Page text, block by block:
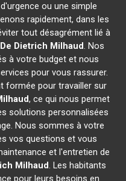
ou une simple
rapidement, dans les
tout désagrément lié à
Dietrich Milhaud. Nos
à votre budget et nous
pour vous rassurer.
formée pour travailler sur
, ce qui nous permet
solutions personnalisées
Nous sommes à votre
vos questions et vous
et l'entretien de
Milhaud. Les habitants
pour leurs besoins en